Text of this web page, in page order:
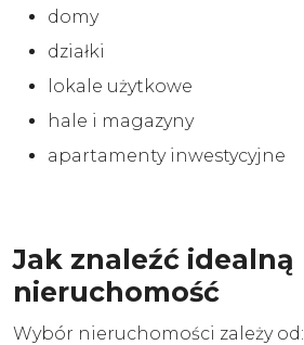
domy
działki
lokale użytkowe
hale i magazyny
apartamenty inwestycyjne
Jak znaleźć idealną
nieruchomość
Wybór nieruchomości zależy od: